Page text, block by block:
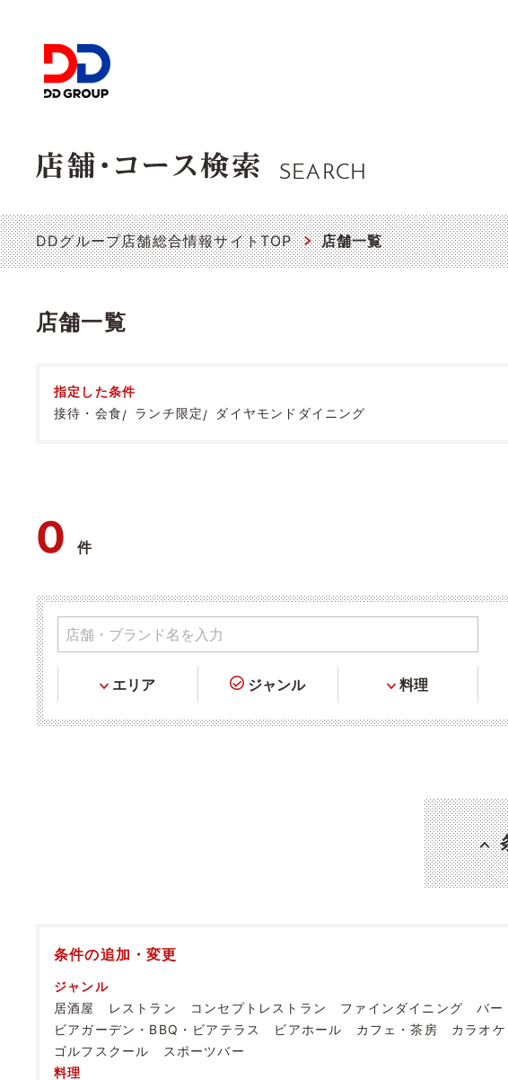
SEARCH
DDグループ店舗総合情報サイトTOP 店舗一覧
店舗一覧
指定した条件
接待・会食
ランチ限定 ダイヤモンドダイニング
0件
エリア ジャンル 料理
条件の追加・変更
ジャンル
居酒屋
レストラン コンセプトレストラン ファインダイニング バー
ビアガーデン・BBQ・ビアテラス
ビアホール カフェ・茶房 カラオケ
ゴルフスクール
スポーツバー
料理